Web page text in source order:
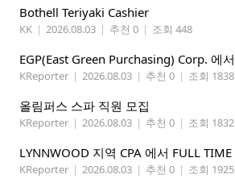
Bothell Teriyaki Cashier
KK | 2026.08.03 | 추천 0 | 조회 448
KReporter | 2026.08.03 | 추천 0 | 조회 1838
올림퍼스 스파 직원 모집
KReporter | 2026.08.03 | 추천 0 | 조회 1832
KReporter | 2026.08.03 | 추천 0 | 조회 1925